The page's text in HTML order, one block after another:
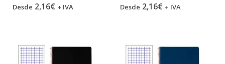
Desde 2,16€ + IVA Desde 2,16€ + IVA